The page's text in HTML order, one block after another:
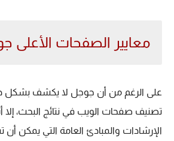
معايير الصفحات الأعلى
على الرغم من أن جوجل لا يكشف بشكل
تصنيف صفحات الويب في نتائج البحث،
الإرشادات والمبادئ العامة التي يمكن